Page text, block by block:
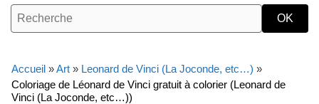
Accueil »Art » Leonard de Vinci (La Joconde, etc…) »
Coloriage de Léonard de Vinci gratuit à colorier (Leonard de
Vinci (La Joconde, etc…))